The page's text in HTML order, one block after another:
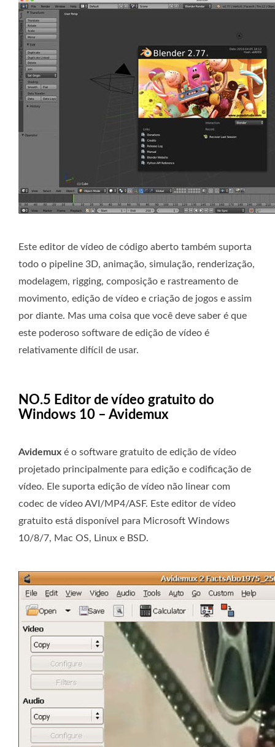
Este editor de vídeo de código aberto também suporta
todo o pipeline 3D, animação, simulação, renderização,
modelagem, rigging, composição e rastreamento de
movimento, edição de vídeo e criação de jogos e assim
por diante. Mas uma coisa que você deve saber é que
este poderoso software de edição de vídeo é
relativamente difícil de usar.
NO.5 Editor de vídeo gratuito do
Windows 10 – Avidemux
Avidemux é o software gratuito de edição de vídeo
projetado principalmente para edição e codificação de
vídeo. Ele suporta edição de vídeo não linear com
codec de vídeo AVI/MP4/ASF. Este editor de vídeo
gratuito está disponível para Microsoft Windows
10/8/7, Mac OS, Linux e BSD.